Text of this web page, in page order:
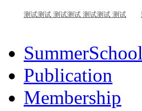
测试测试 测试测试 测试测试 测试
SummerSchool
Publication
Membership